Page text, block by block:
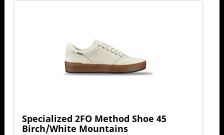
Specialized 2FO Method Shoe 45
Birch/White Mountains